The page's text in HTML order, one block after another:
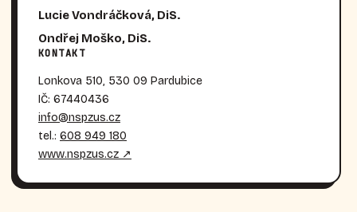
Lucie Vondráčková, DiS.
Ondřej Moško, DiS.
KONTAKT
Lonkova 510, 530 09 Pardubice
IČ: 67440436
info@nspzus.cz
tel.: 608 949 180
www.nspzus.cz ↗